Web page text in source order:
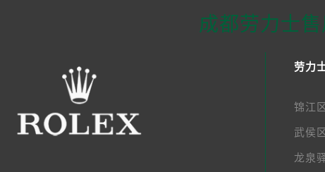
成都劳力士
劳力
锦江
武侯
龙泉